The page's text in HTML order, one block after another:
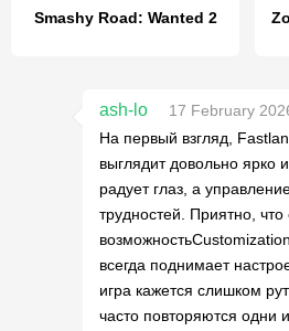
Smashy Road: Wanted 2
ash-lo
17 February
На первый взгляд,
выглядит довольно ярко
радует глаз, а
трудностей. Приятно, что
всегда поднимает
игра кажется слишком
часто повторяются одни